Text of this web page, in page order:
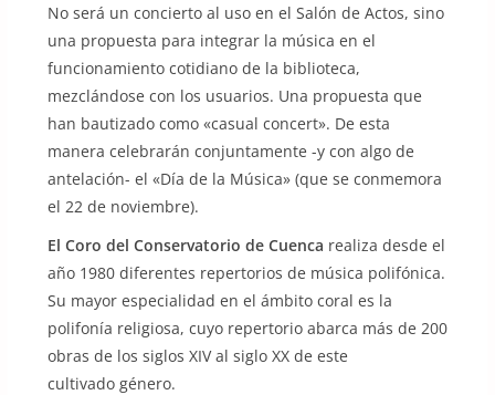
No será un concierto al uso en el Salón de Actos, sino
una propuesta para integrar la música en el
funcionamiento cotidiano de la biblioteca,
mezclándose con los usuarios. Una propuesta que
han bautizado como «casual concert». De esta
manera celebrarán conjuntamente -y con algo de
antelación- el «Día de la Música» (que se conmemora
el 22 de noviembre).
El Coro del Conservatorio de Cuenca realiza desde el
año 1980 diferentes repertorios de música polifónica.
Su mayor especialidad en el ámbito coral es la
polifonía religiosa, cuyo repertorio abarca más de 200
obras de los siglos XIV al siglo XX de este
cultivado género.